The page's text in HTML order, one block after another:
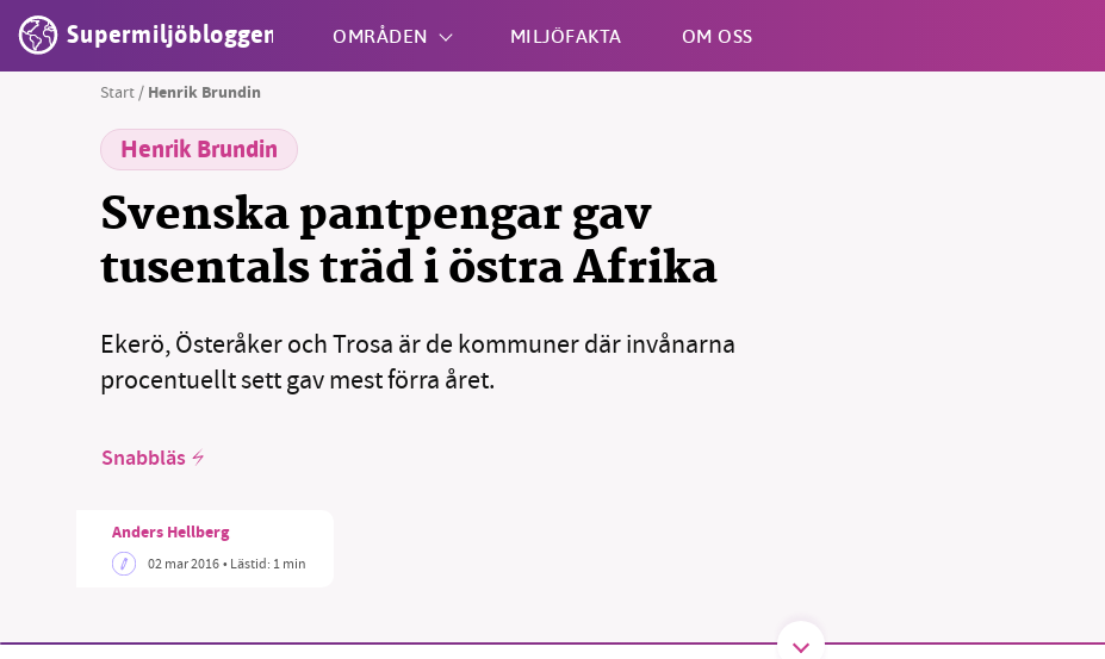
Supermiljöbloggen OMRÅDEN MILJÖFAKTA OM OSS
Shift + S
Start / Henrik Brundin
Henrik Brundin
Svenska pantpengar gav
tusentals träd i östra Afrika
Ekerö, Österåker och Trosa är de kommuner där invånarna
procentuellt sett gav mest förra året.
Snabbläs
Anders Hellberg
02 mar 2016• Lästid: 1 min